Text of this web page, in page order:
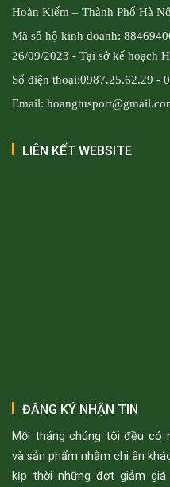
Hoàn Kiếm – Thành Phố Hà
Mã số hộ kinh doanh:
26/09/2023 - Tại sở kế hoạch
Số điện thoại:0987.25.62.29 -
Email:
LIÊN KẾT WEBSITE
ĐĂNG KÝ NHẬN TIN
Mỗi tháng chúng tôi đều có
và sản phẩm nhằm chi ân
kịp thời những đợt giảm